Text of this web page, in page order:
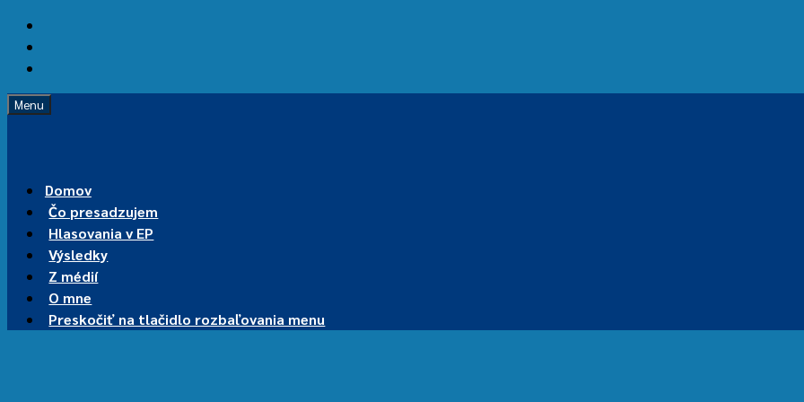
obsah
pätičku
Menu
Domov
Čo presadzujem
Hlasovania v EP
Výsledky
Z médií
O mne
Preskočiť na tlačidlo rozbaľovania menu